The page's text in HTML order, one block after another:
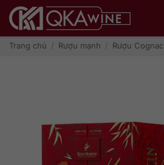
qua
dungTrang chủ / Rượu mạnh / Rượu Cognac